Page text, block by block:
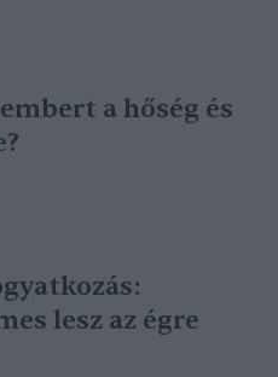
a hőség és
lesz az égre